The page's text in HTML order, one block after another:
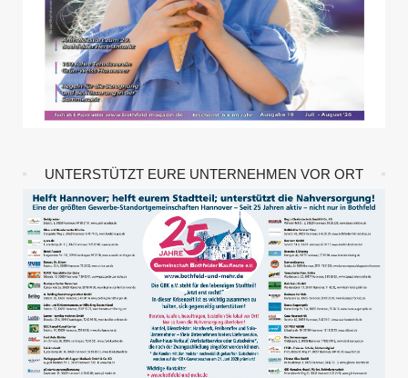
UNTERSTÜTZT EURE UNTERNEHMEN VOR ORT